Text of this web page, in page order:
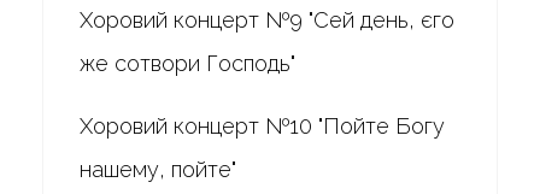
Хоровий концерт №9 "Сей день, єго
же сотвори Господь"
Хоровий концерт №10 "Пойте Богу
нашему, пойте"